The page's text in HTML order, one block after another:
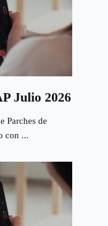
Julio 2026
Parches de
con ...